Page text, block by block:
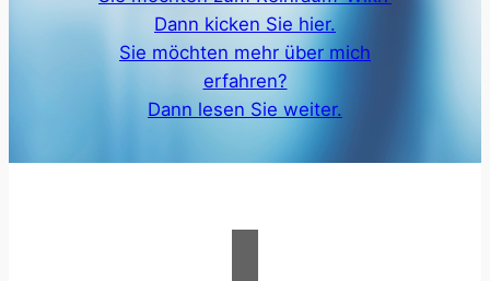
Dann kicken Sie hier.
Sie möchten mehr über mich
erfahren?
Dann lesen Sie weiter.